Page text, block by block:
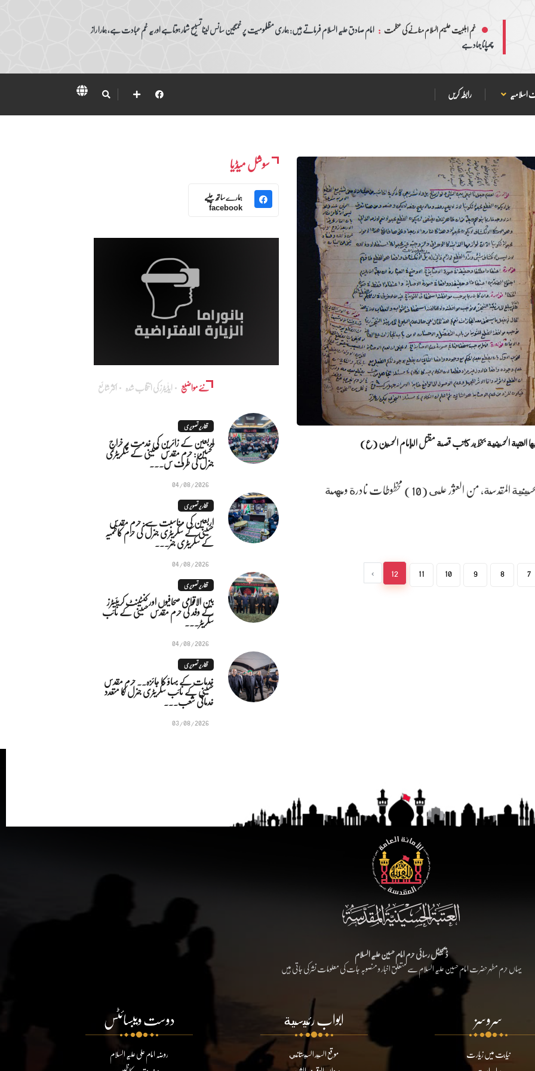
غم اہلبیت علیہم السلام منانے کی عظمت : امام صادق علیہ السلام فرماتے ہیں: ہماری مظلمومیت پر غمگین سانس لینا تسبیح شمار ہوتا ہے اور یہ غم عبادت ہے، ہمارا راز
چھپانا جہاد ہے
اسلامیہ رابطہ کریں
تمكن مركز احياء التراث الثقافي والديني التابعة للعتبة الحسينية المقدسة، من العثور على (10) مخطوطات نادرة ومهمة
7
8
9
10
11
12
›
سوشل میڈیا
ہمارے ساتھ چلیے
facebook
نئے مواضیع ایڈٰیٹرز کی انتخاب شدہ اکثر شائع
تقاریر تصویری
اربعین کے زائرین کی خدمت پر خراجِ
تحسین: حرم مقدس حسینی کے سکریٹری
جنرل کی طرف س...
04/08/2026
تقاریر تصویری
اربعین کی مناسبت سے: حرم مقدس
حسینی کے سکریٹری جنرل کی حرم کاظمیہ
کے سکریٹری جنر...
04/08/2026
تقاریر تصویری
بین الاقوامی صحافیوں اور کنٹینٹ کریئیٹرز
کے وفد کی حرم مقدس حسینی کے نائب
سکریٹر...
04/08/2026
تقاریر تصویری
خدمات کے بہاؤ کا جائزہ.. حرم مقدس
حسینی کے نائب سکریٹری جنرل کا متعدد
خدماتی شعب...
03/08/2026
ڈیجیٹل رسائی حرم امام حسین علیہ السلام
یہاں حرم مطہر حضرت امام حسین علیہ السلام سے متعلق اخبار و منصوبہ جات کی معلومات نشر کی جاتی ہیں
سروسز
نیابت میں زیارت
ابواب رئيسية
موقع السيد السيستاني
دوست ویبسائٹس
روضہ امام علی علیہ السلام